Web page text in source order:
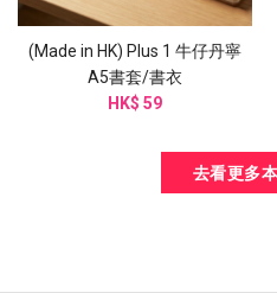
(Made in HK) Plus 1 牛仔丹寧
A5書套/書衣
HK$ 59
去看更多